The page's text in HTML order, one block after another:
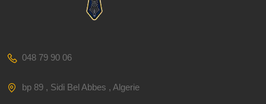
048 79 90 06
bp 89 , Sidi Bel Abbes , Algerie